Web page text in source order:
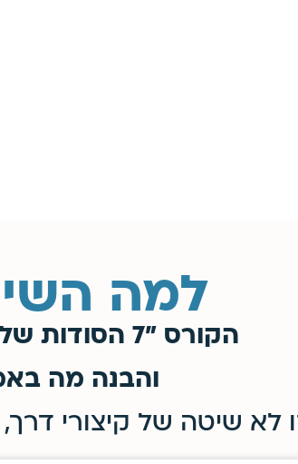
למה
הקורס "7 הסודות של קידום אורגני" נבנה מתוך ניסיון בשטח
והבנה מה
לא שיטה של קיצורי